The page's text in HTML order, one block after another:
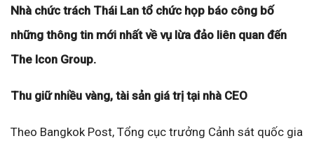
Nhà chức trách Thái Lan tổ chức họp báo công bố
những thông tin mới nhất về vụ lừa đảo liên quan đến
The Icon Group.
Thu giữ nhiều vàng, tài sản giá trị tại nhà CEO
Theo Bangkok Post, Tổng cục trưởng Cảnh sát quốc gia